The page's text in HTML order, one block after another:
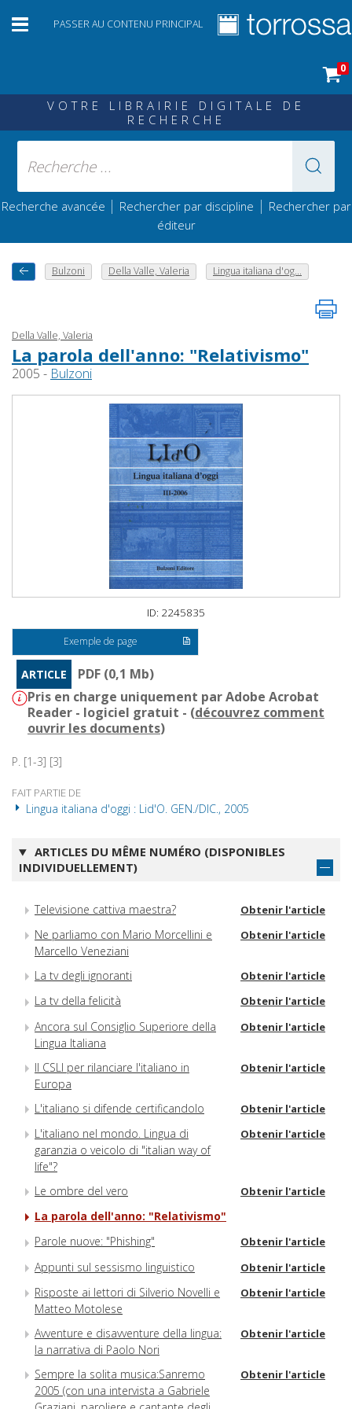
PASSER AU CONTENU PRINCIPAL
0
VOTRE LIBRAIRIE DIGITALE DE
RECHERCHE
Recherche avancée | Rechercher par discipline | Rechercher par
éditeur
Bulzoni Della Valle, Valeria Lingua italiana d'og...
Della Valle, Valeria
La parola dell'anno: "Relativismo"
2005 - Bulzoni
ID: 2245835
Exemple de page
ARTICLE
PDF (0,1 Mb)
Pris en charge uniquement par Adobe Acrobat
Reader - logiciel gratuit - (découvrez comment
ouvrir les documents)
P. [1-3] [3]
FAIT PARTIE DE
Lingua italiana d'oggi : Lid'O. GEN./DIC., 2005
ARTICLES DU MÊME NUMÉRO (DISPONIBLES
INDIVIDUELLEMENT)
Televisione cattiva maestra? Obtenir l'article
Ne parliamo con Mario Morcellini e
Marcello Veneziani
Obtenir l'article
La tv degli ignoranti Obtenir l'article
La tv della felicità Obtenir l'article
Ancora sul Consiglio Superiore della
Lingua Italiana
Obtenir l'article
Il CSLI per rilanciare l'italiano in
Europa
Obtenir l'article
L'italiano si difende certificandolo Obtenir l'article
L'italiano nel mondo. Lingua di
garanzia o veicolo di "italian way of
life"?
Obtenir l'article
Le ombre del vero Obtenir l'article
La parola dell'anno: "Relativismo"
Parole nuove: "Phishing"
Obtenir l'article
Appunti sul sessismo linguistico Obtenir l'article
Risposte ai lettori di Silverio Novelli e
Matteo Motolese
Obtenir l'article
Avventure e disavventure della lingua:
la narrativa di Paolo Nori
Obtenir l'article
Sempre la solita musica:Sanremo
2005 (con una intervista a Gabriele
Obtenir l'article